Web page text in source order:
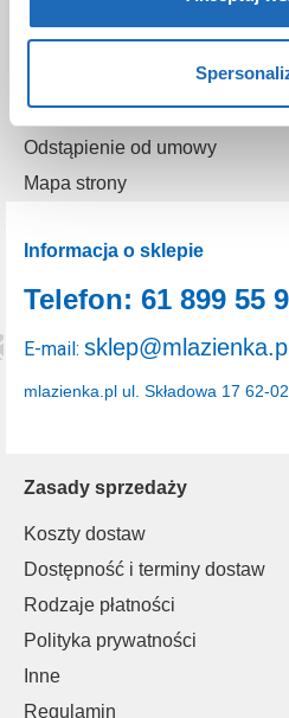
zablokowane niektóre pliki
Aby uzyskać więcej informacji
cookie, kliknij „Ustawienia
uzyskać więcej informacji na
plikach cookie”.
O sklepie
Reklamacje
Odstąpienie od umowy
Mapa strony
Zasady sprzedaży
Koszty dostaw
Dostępność i terminy dostaw
Rodzaje płatności
Polityka prywatności
Inne
Regulamin
Informacja o sklepie
mlazienka.pl ul. Składowa 17 62-
Telefon: 61 899 55
E-mail: sklep@mlazienka.pl